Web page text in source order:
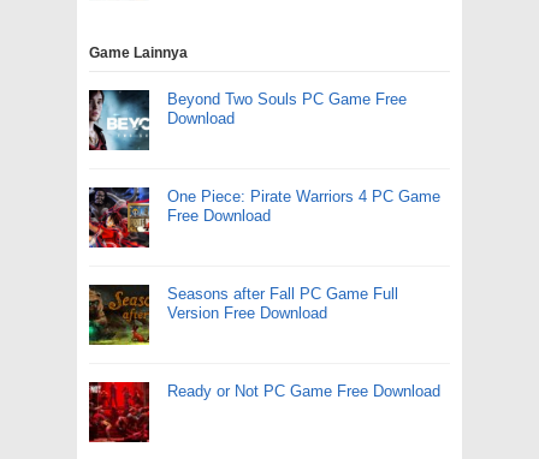
Game Lainnya
Beyond Two Souls PC Game Free
Download
One Piece: Pirate Warriors 4 PC Game
Free Download
Seasons after Fall PC Game Full
Version Free Download
Ready or Not PC Game Free Download